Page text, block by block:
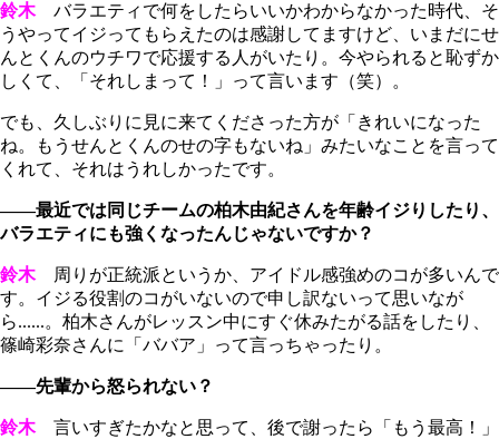
鈴木バラエティで何をしたらいいかわからなかった時代、そ
うやってイジってもらえたのは感謝してますけど、いまだにせ
んとくんのウチワで応援する人がいたり。今やられると恥ずか
しくて、「それしまって！」って言います（笑）。
でも、久しぶりに見に来てくださった方が「きれいになった
ね。もうせんとくんのせの字もないね」みたいなことを言って
くれて、それはうれしかったです。
――最近では同じチームの柏木由紀さんを年齢イジりしたり、
バラエティにも強くなったんじゃないですか？
鈴木周りが正統派というか、アイドル感強めのコが多いんで
す。イジる役割のコがいないので申し訳ないって思いなが
ら......。柏木さんがレッスン中にすぐ休みたがる話をしたり、
篠崎彩奈さんに「ババア」って言っちゃったり。
――先輩から怒られない？
鈴木言いすぎたかなと思って、後で謝ったら「もう最高！」